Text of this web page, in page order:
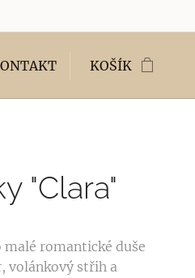
KOŠÍK
"Clara"
romantické duše
volánkový střih a